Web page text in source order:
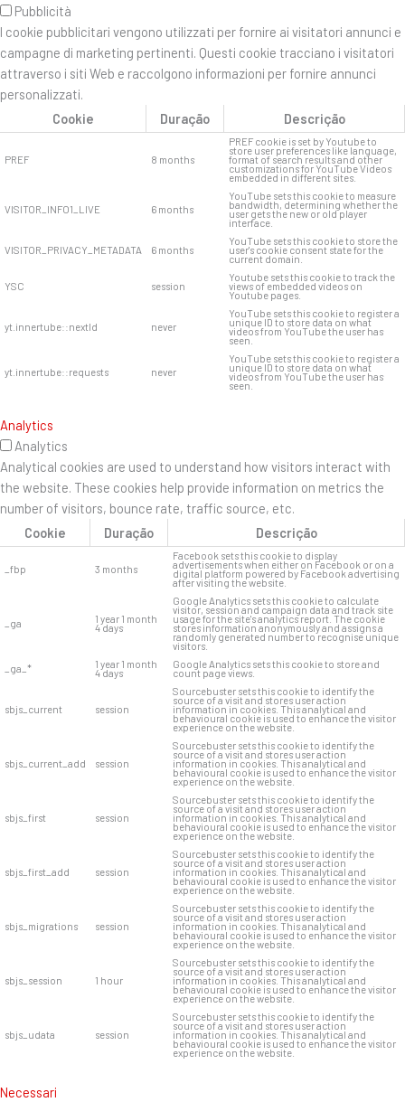
Pubblicità
I cookie pubblicitari vengono utilizzati per fornire ai visitatori annunci e
campagne di marketing pertinenti. Questi cookie tracciano i visitatori
attraverso i siti Web e raccolgono informazioni per fornire annunci
personalizzati.
Cookie
Duração Descrição
PREF 8 months
PREF cookie is set by Youtube to
store user preferences like language,
format of search results and other
customizations for YouTube Videos
embedded in different sites.
VISITOR_INFO1_LIVE 6 months
YouTube sets this cookie to measure
bandwidth, determining whether the
user gets the new or old player
interface.
VISITOR_PRIVACY_METADATA 6 months
YouTube sets this cookie to store the
user's cookie consent state for the
current domain.
YSC session
Youtube sets this cookie to track the
views of embedded videos on
Youtube pages.
yt.innertube::nextId never
YouTube sets this cookie to register a
unique ID to store data on what
videos from YouTube the user has
seen.
yt.innertube::requests never
YouTube sets this cookie to register a
unique ID to store data on what
videos from YouTube the user has
seen.
Analytics
Analytics
Analytical cookies are used to understand how visitors interact with
the website. These cookies help provide information on metrics the
number of visitors, bounce rate, traffic source, etc.
Cookie
Duração Descrição
_fbp 3 months
Facebook sets this cookie to display
advertisements when either on Facebook or on a
digital platform powered by Facebook advertising
after visiting the website.
_ga 1 year 1 month
4 days
Google Analytics sets this cookie to calculate
visitor, session and campaign data and track site
usage for the site's analytics report. The cookie
stores information anonymously and assigns a
randomly generated number to recognise unique
visitors.
_ga_*
1 year 1 month
4 days
Google Analytics sets this cookie to store and
count page views.
sbjs_current session
Sourcebuster sets this cookie to identify the
source of a visit and stores user action
information in cookies. This analytical and
behavioural cookie is used to enhance the visitor
experience on the website.
sbjs_current_add session
Sourcebuster sets this cookie to identify the
source of a visit and stores user action
information in cookies. This analytical and
behavioural cookie is used to enhance the visitor
experience on the website.
sbjs_first session
Sourcebuster sets this cookie to identify the
source of a visit and stores user action
information in cookies. This analytical and
behavioural cookie is used to enhance the visitor
experience on the website.
sbjs_first_add session
Sourcebuster sets this cookie to identify the
source of a visit and stores user action
information in cookies. This analytical and
behavioural cookie is used to enhance the visitor
experience on the website.
sbjs_migrations session
Sourcebuster sets this cookie to identify the
source of a visit and stores user action
information in cookies. This analytical and
behavioural cookie is used to enhance the visitor
experience on the website.
sbjs_session 1 hour
Sourcebuster sets this cookie to identify the
source of a visit and stores user action
information in cookies. This analytical and
behavioural cookie is used to enhance the visitor
experience on the website.
sbjs_udata session
Sourcebuster sets this cookie to identify the
source of a visit and stores user action
information in cookies. This analytical and
behavioural cookie is used to enhance the visitor
experience on the website.
Necessari